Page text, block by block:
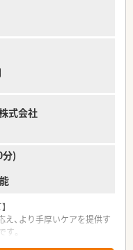
式会社
)
、より手厚いケアを提供す
。